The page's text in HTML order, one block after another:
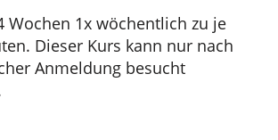
Wochen 1x wöchentlich zu je
Dieser Kurs kann nur nach
Anmeldung besucht